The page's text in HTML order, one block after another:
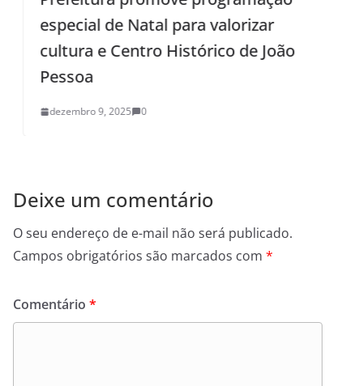
especial de Natal para valorizar
cultura e Centro Histórico de João
Pessoa
dezembro 9, 2025 0
Deixe um comentário
O seu endereço de e-mail não será publicado.
Campos obrigatórios são marcados com *
Comentário *